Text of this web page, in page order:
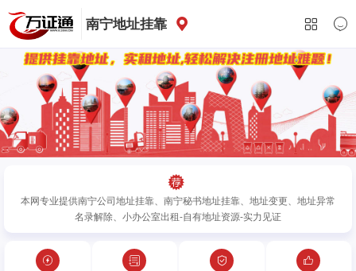
南宁地址挂靠
本网专业提供南宁公司地址挂靠、南宁秘书地址挂靠、地址变更、地址异常
名录解除、小办公室出租-自有地址资源-实力见证